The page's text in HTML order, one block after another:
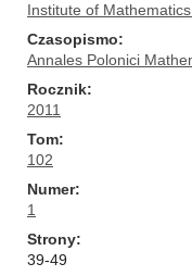
Institute of
Czasopismo
Annales Polonici
Rocznik
2011
Tom
102
Numer
1
Strony
39-49